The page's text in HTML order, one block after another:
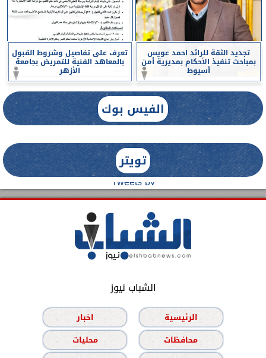
تجديد الثقة للرائد احمد عويس
بمباحث تنفيذ الأحكام بمديرية أمن
أسيوط
تعرف على تفاصيل وشروط القبول
بالمعاهد الفنية للتمريض بجامعة
الأزهر
الفيس بوك
تويتر
Tweets by
الشباب نيوز
الرئيسية
اخبار
محافظات
محليات